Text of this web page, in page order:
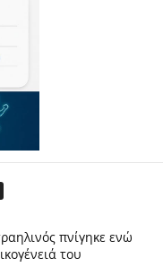
πνίγηκε ενώ
του